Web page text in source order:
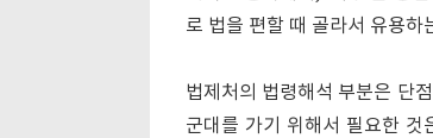
로 법을 편할 때 골라서 유용하
법제처의 법령해석 부분은 단
군대를 가기 위해서 필요한